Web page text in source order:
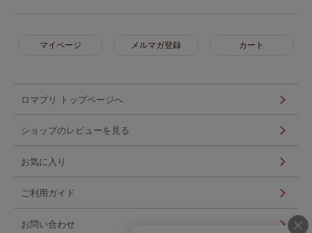
マイページ メルマガ登録 カート
ロマプリ トップページへ
ショップのレビューを見る
お気に入り
ご利用ガイド
お問い合わせ